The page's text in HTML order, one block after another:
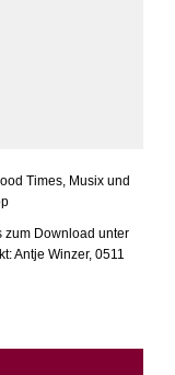
Times, Musix und
zum Download unter
Antje Winzer, 0511